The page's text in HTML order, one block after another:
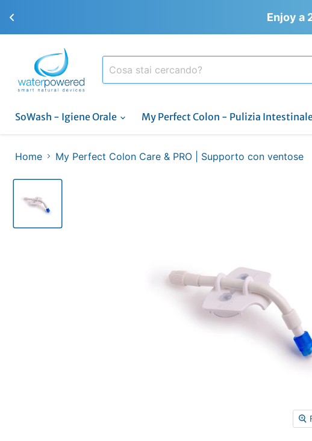
Enjoy a
SoWash - Igiene Orale
My Perfect Colon - Pulizia
Home My Perfect Colon Care & PRO | Supporto con ventose